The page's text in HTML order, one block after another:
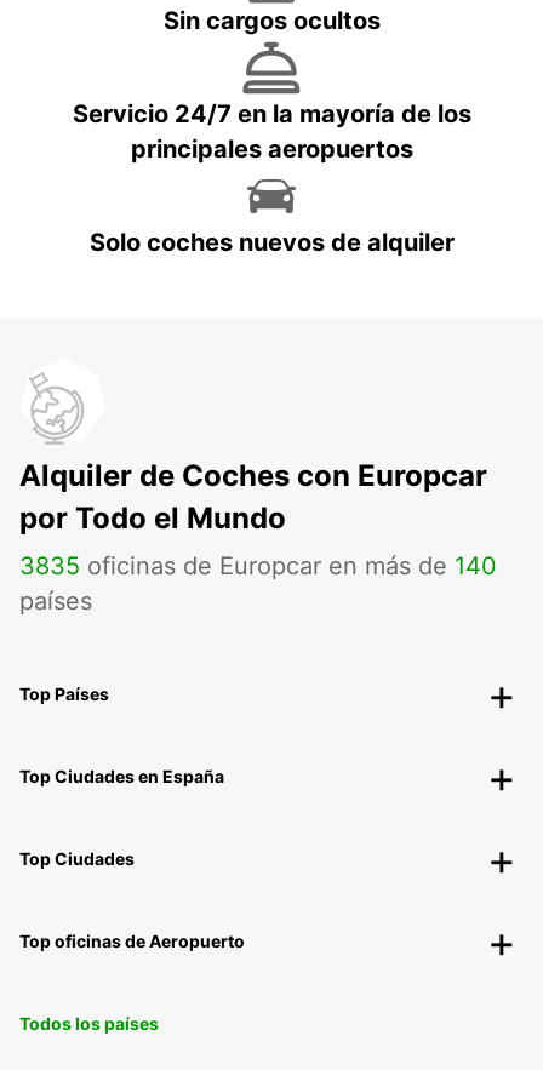
Sin cargos ocultos
Servicio 24/7 en la mayoría de los
principales aeropuertos
Solo coches nuevos de alquiler
Alquiler de Coches con Europcar
por Todo el Mundo
3835 oficinas de Europcar en más de 140
países
Top Países
Top Ciudades en España
Top Ciudades
Top oficinas de Aeropuerto
Todos los países